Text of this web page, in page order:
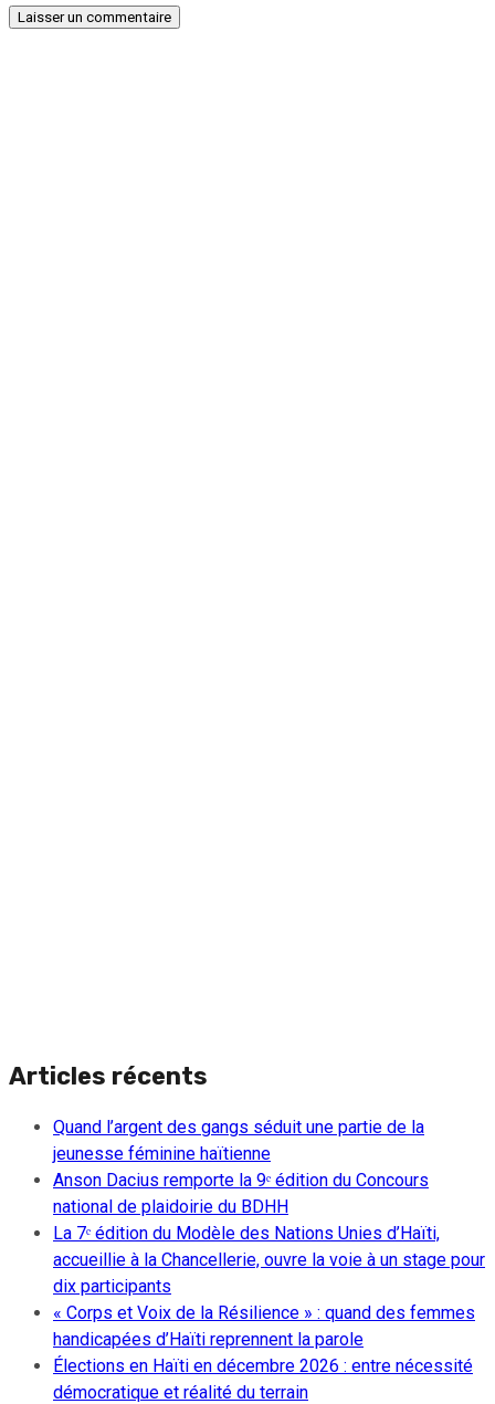
Articles récents
Quand l’argent des gangs séduit une partie de la
jeunesse féminine haïtienne
Anson Dacius remporte la 9ᵉ édition du Concours
national de plaidoirie du BDHH
La 7ᵉ édition du Modèle des Nations Unies d’Haïti,
accueillie à la Chancellerie, ouvre la voie à un stage pour
dix participants
« Corps et Voix de la Résilience » : quand des femmes
handicapées d’Haïti reprennent la parole
Élections en Haïti en décembre 2026 : entre nécessité
démocratique et réalité du terrain